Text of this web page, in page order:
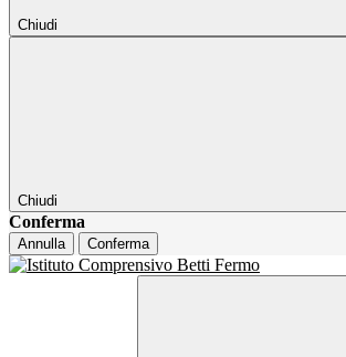
Chiudi
Chiudi
Conferma
Annulla Conferma